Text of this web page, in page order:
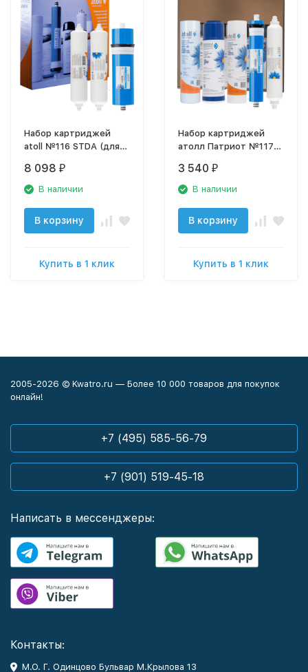
Набор картриджей
atoll №116 STDA (для
8 098 ₽
В наличии
В корзину
Купить в 1 клик
Набор картриджей
атолл Патриот №117
3 540 ₽
В наличии
В корзину
Купить в 1 клик
2005-2026 © Kwatro.ru — Более 10 000 товаров для покупок
онлайн!
+7 (495) 585-56-79
+7 (901) 519-45-18
Написать в мессенджеры:
Контакты:
М.О. Г. Одинцово Бульвар М.Крылова 13